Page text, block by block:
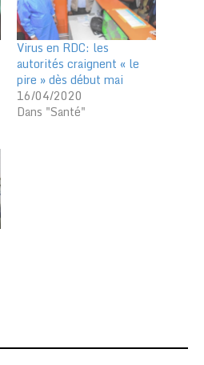
Virus en RDC: les
autorités craignent « le
pire » dès début mai
16/04/2020
Dans "Santé"